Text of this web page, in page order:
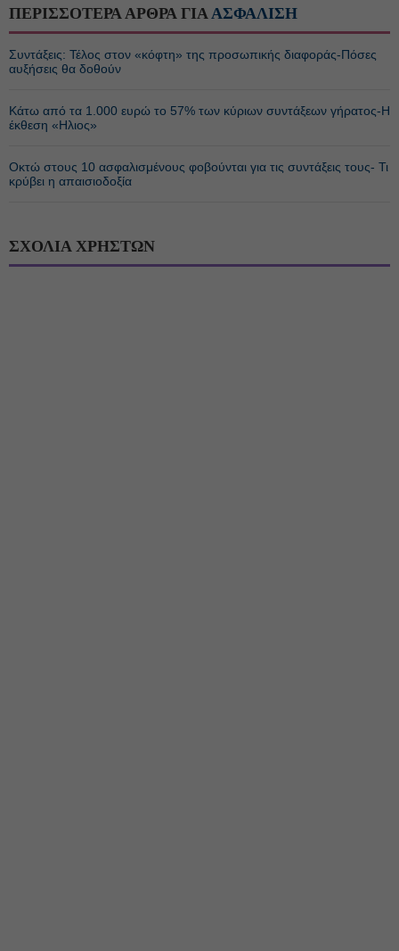
ΠΕΡΙΣΣΟΤΕΡΑ ΑΡΘΡΑ ΓΙΑΑΣΦΑΛΙΣΗ
Συντάξεις: Τέλος στον «κόφτη» της προσωπικής διαφοράς-Πόσες
αυξήσεις θα δοθούν
Κάτω από τα 1.000 ευρώ το 57% των κύριων συντάξεων γήρατος-Η
έκθεση «Ηλιος»
Οκτώ στους 10 ασφαλισμένους φοβούνται για τις συντάξεις τους- Τι
κρύβει η απαισιοδοξία
ΣΧΟΛΙΑ ΧΡΗΣΤΩΝ